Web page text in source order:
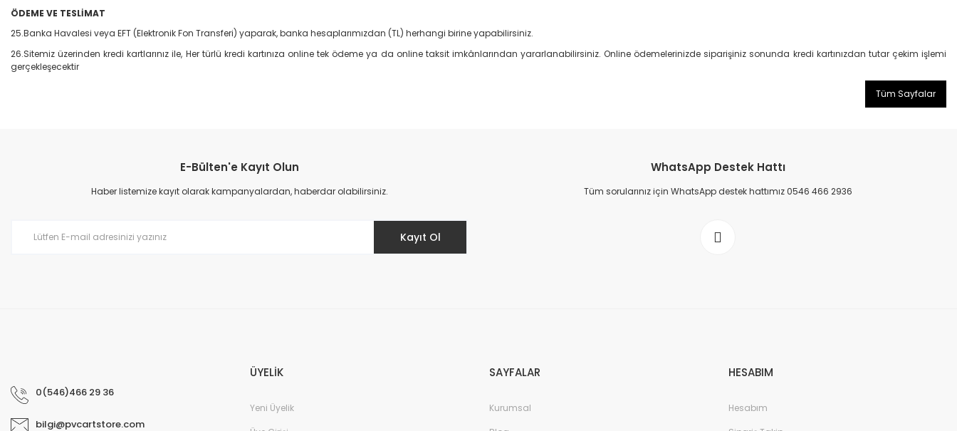
ÖDEME VE TESLİMAT
25.Banka Havalesi veya EFT (Elektronik Fon Transferi) yaparak, banka hesaplarımızdan (TL) herhangi birine yapabilirsiniz.
26.Sitemiz üzerinden kredi kartlarınız ile, Her türlü kredi kartınıza online tek ödeme ya da online taksit imkânlarından yararlanabilirsiniz. Online ödemelerinizde siparişiniz sonunda kredi kartınızdan tutar çekim işlemi
gerçekleşecektir
Tüm Sayfalar
E-Bülten'e Kayıt Olun
Haber listemize kayıt olarak kampanyalardan, haberdar olabilirsiniz.
Kayıt Ol
WhatsApp Destek Hattı
Tüm sorularınız için WhatsApp destek hattımız 0546 466 2936
0(546)466 29 36
bilgi@pvcartstore.com
ÜYELİK
Yeni Üyelik
SAYFALAR
Kurumsal
HESABIM
Hesabım